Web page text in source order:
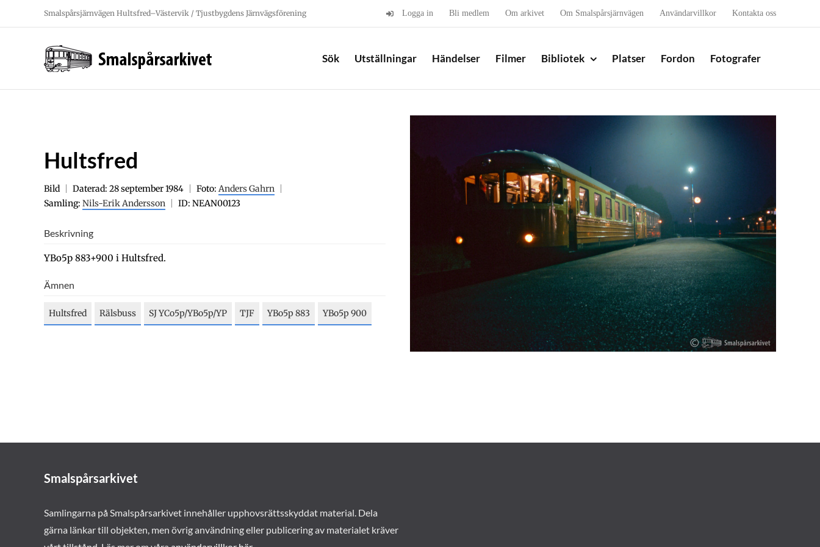
Smalspårsjärnvägen Hultsfred–Västervik / Tjustbygdens Järnvägsförening Logga in Bli medlem Om arkivet Om Smalspårsjärnvägen Användarvillkor Kontakta oss
Sök Utställningar Händelser Filmer Bibliotek Platser Fordon Fotografer
Hultsfred
Bild Daterad: 28 september 1984 Foto: Anders Gahrn
Samling: Nils-Erik Andersson ID: NEAN00123
Beskrivning
YBo5p 883+900 i Hultsfred.
Ämnen
Hultsfred Rälsbuss SJ YCo5p/YBo5p/YP TJF YBo5p 883 YBo5p 900
Smalspårsarkivet
Samlingarna på Smalspårsarkivet innehåller upphovsrättsskyddat material. Dela
gärna länkar till objekten, men övrig användning eller publicering av materialet kräver